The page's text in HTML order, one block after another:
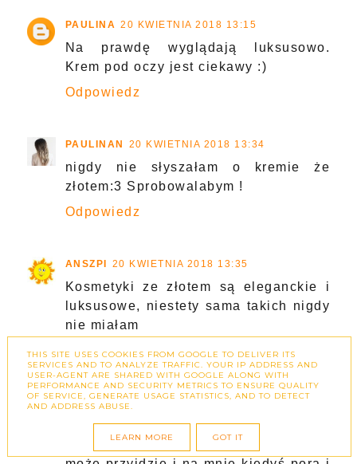
PAULINA 20 KWIETNIA 2018 13:15
Na prawdę wyglądają luksusowo.
Krem pod oczy jest ciekawy :)
Odpowiedz
PAULINAN 20 KWIETNIA 2018 13:34
nigdy nie słyszałam o kremie że
złotem:3 Sprobowalabym !
Odpowiedz
ANSZPI 20 KWIETNIA 2018 13:35
Kosmetyki ze złotem są eleganckie i
luksusowe, niestety sama takich nigdy
nie miałam
Odpowiedz
KASIABB 20 KWIETNIA 2018 13:40
Nie znam niestety tych produktów
osobiście ale z chęcia bym je poznała,
THIS SITE USES COOKIES FROM GOOGLE TO DELIVER ITS
SERVICES AND TO ANALYZE TRAFFIC. YOUR IP ADDRESS AND
USER-AGENT ARE SHARED WITH GOOGLE ALONG WITH
PERFORMANCE AND SECURITY METRICS TO ENSURE QUALITY
OF SERVICE, GENERATE USAGE STATISTICS, AND TO DETECT
AND ADDRESS ABUSE.
LEARN MORE GOT IT